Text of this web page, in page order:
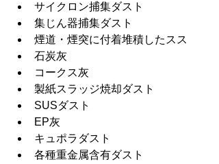
サイクロン捕集ダスト
集じん器捕集ダスト
煙道・煙突に付着堆積したスス
石炭灰
コークス灰
製紙スラッジ焼却ダスト
SUSダスト
EP灰
キュポラダスト
各種重金属含有ダスト